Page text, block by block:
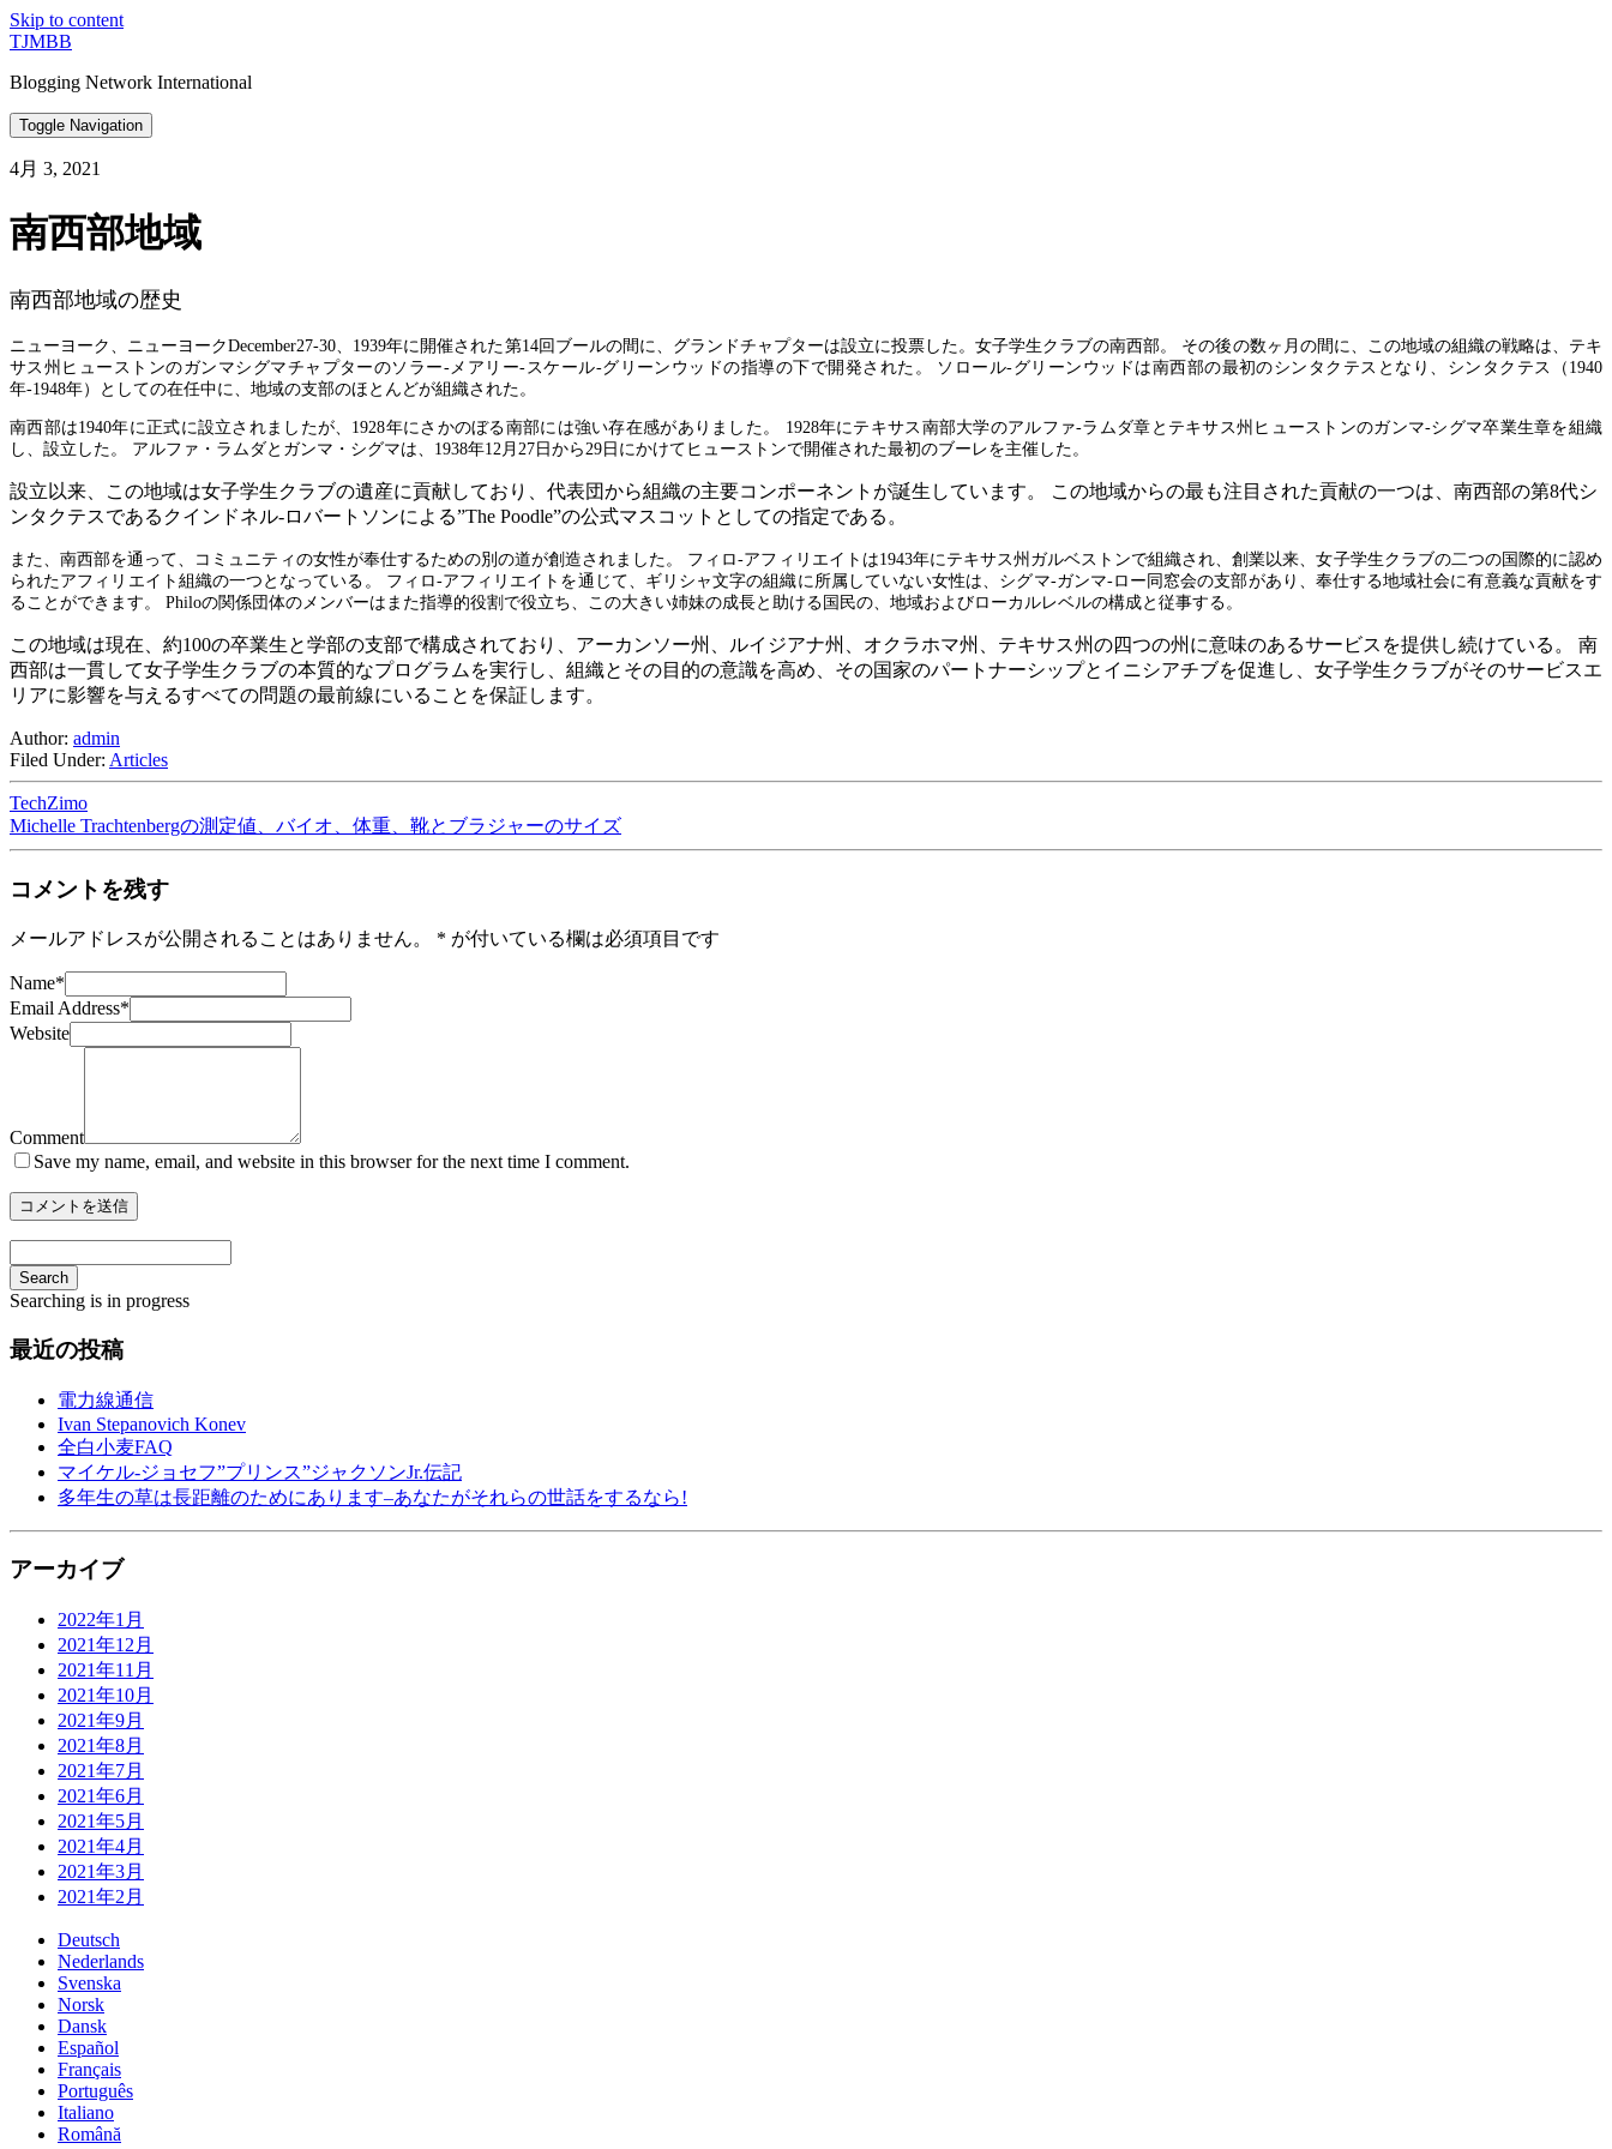
Skip to content
TJMBB
Blogging Network International
Toggle Navigation
4月 3, 2021
南西部地域
南西部地域の歴史
ニューヨーク、ニューヨークDecember27-30、1939年に開催された第14回ブールの間に、グランドチャプターは設立に投票した。女子学生クラブの南西部。 その後の数ヶ月の間に、この地域の組織の戦略は、テキ
サス州ヒューストンのガンマシグマチャプターのソラー-メアリー-スケール-グリーンウッドの指導の下で開発された。 ソロール-グリーンウッドは南西部の最初のシンタクテスとなり、シンタクテス（1940
年-1948年）としての在任中に、地域の支部のほとんどが組織された。
南西部は1940年に正式に設立されましたが、1928年にさかのぼる南部には強い存在感がありました。 1928年にテキサス南部大学のアルファ-ラムダ章とテキサス州ヒューストンのガンマ-シグマ卒業生章を組織
し、設立した。 アルファ・ラムダとガンマ・シグマは、1938年12月27日から29日にかけてヒューストンで開催された最初のブーレを主催した。
設立以来、この地域は女子学生クラブの遺産に貢献しており、代表団から組織の主要コンポーネントが誕生しています。 この地域からの最も注目された貢献の一つは、南西部の第8代シ
ンタクテスであるクインドネル-ロバートソンによる”The Poodle”の公式マスコットとしての指定である。
また、南西部を通って、コミュニティの女性が奉仕するための別の道が創造されました。 フィロ-アフィリエイトは1943年にテキサス州ガルベストンで組織され、創業以来、女子学生クラブの二つの国際的に認め
られたアフィリエイト組織の一つとなっている。 フィロ-アフィリエイトを通じて、ギリシャ文字の組織に所属していない女性は、シグマ-ガンマ-ロー同窓会の支部があり、奉仕する地域社会に有意義な貢献をす
ることができます。 Philoの関係団体のメンバーはまた指導的役割で役立ち、この大きい姉妹の成長と助ける国民の、地域およびローカルレベルの構成と従事する。
この地域は現在、約100の卒業生と学部の支部で構成されており、アーカンソー州、ルイジアナ州、オクラホマ州、テキサス州の四つの州に意味のあるサービスを提供し続けている。 南
西部は一貫して女子学生クラブの本質的なプログラムを実行し、組織とその目的の意識を高め、その国家のパートナーシップとイニシアチブを促進し、女子学生クラブがそのサービスエ
リアに影響を与えるすべての問題の最前線にいることを保証します。
Author: admin
Filed Under: Articles
TechZimo
Michelle Trachtenbergの測定値、バイオ、体重、靴とブラジャーのサイズ
コメントを残す
メールアドレスが公開されることはありません。 * が付いている欄は必須項目です
Name*
Email Address*
Website
Comment
Save my name, email, and website in this browser for the next time I comment.
Search
Searching is in progress
最近の投稿
電力線通信
Ivan Stepanovich Konev
全白小麦FAQ
マイケル-ジョセフ”プリンス”ジャクソンJr.伝記
多年生の草は長距離のためにあります–あなたがそれらの世話をするなら!
アーカイブ
2022年1月
2021年12月
2021年11月
2021年10月
2021年9月
2021年8月
2021年7月
2021年6月
2021年5月
2021年4月
2021年3月
2021年2月
Deutsch
Nederlands
Svenska
Norsk
Dansk
Español
Français
Português
Italiano
Română